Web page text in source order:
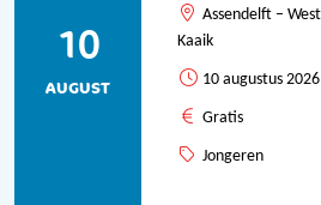
10
AUGUST
Assendelft –
Kaaik
10 augustus
Gratis
Jongeren